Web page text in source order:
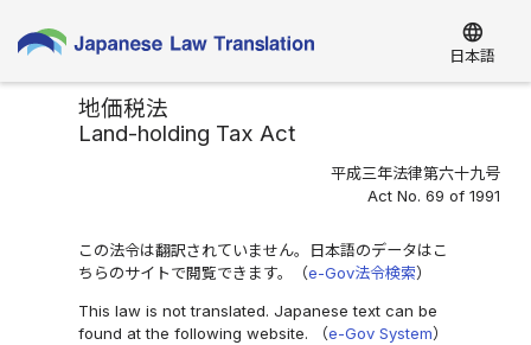
language
日本語
地価税法
Land-holding Tax Act
平成三年法律第六十九号
Act No. 69 of 1991
この法令は翻訳されていません。日本語のデータはこ
ちらのサイトで閲覧できます。（e-Gov法令検索）
This law is not translated. Japanese text can be
found at the following website. （e-Gov System）